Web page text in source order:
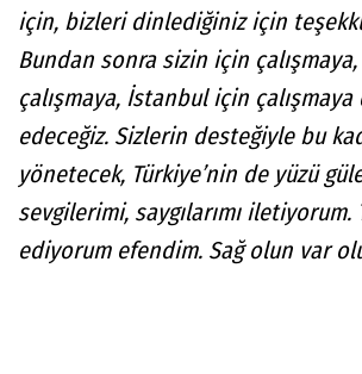
için, bizleri dinlediğiniz için
Bundan sonra sizin için
çalışmaya, İstanbul için çalışmaya
edeceğiz. Sizlerin desteğiyle bu
yönetecek, Türkiye’nin de yüzü
sevgilerimi, saygılarımı iletiyorum.
ediyorum efendim. Sağ olun var